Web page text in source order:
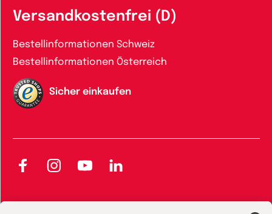
Versandkostenfrei (D)
Bestellinformationen Schweiz
Bestellinformationen Österreich
Sicher einkaufen
FacebookInstagramYouTubeLinkedIn